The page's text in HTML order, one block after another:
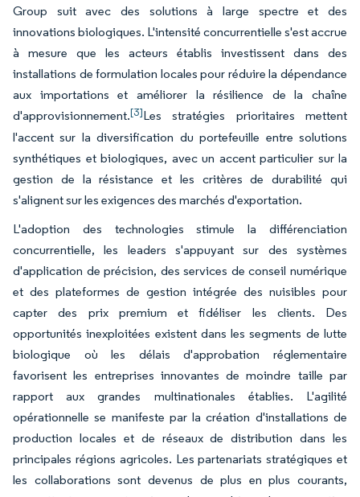
Group suit avec des solutions à large spectre et des
innovations biologiques. L'intensité concurrentielle s'est accrue
à mesure que les acteurs établis investissent dans des
installations de formulation locales pour réduire la dépendance
aux importations et améliorer la résilience de la chaîne
d'approvisionnement.[3]Les stratégies prioritaires mettent
l'accent sur la diversification du portefeuille entre solutions
synthétiques et biologiques, avec un accent particulier sur la
gestion de la résistance et les critères de durabilité qui
s'alignent sur les exigences des marchés d'exportation.
L'adoption des technologies stimule la différenciation
concurrentielle, les leaders s'appuyant sur des systèmes
d'application de précision, des services de conseil numérique
et des plateformes de gestion intégrée des nuisibles pour
capter des prix premium et fidéliser les clients. Des
opportunités inexploitées existent dans les segments de lutte
biologique où les délais d'approbation réglementaire
favorisent les entreprises innovantes de moindre taille par
rapport aux grandes multinationales établies. L'agilité
opérationnelle se manifeste par la création d'installations de
production locales et de réseaux de distribution dans les
principales régions agricoles. Les partenariats stratégiques et
les collaborations sont devenus de plus en plus courants,